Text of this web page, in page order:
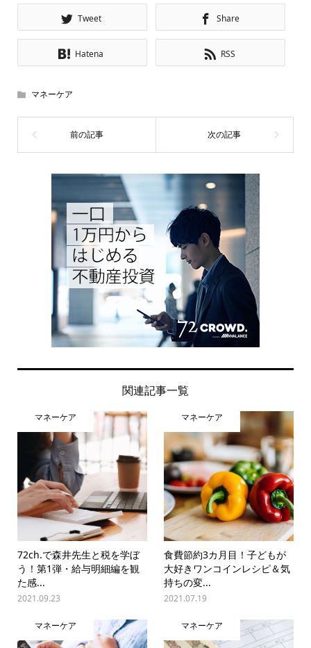
Tweet Share
Hatena RSS
マネーケア
関連記事一覧
マネーケア
72ch.で森井先生と税を学ぼ
う！第1弾・給与明細編を観
た感...
2021.09.23
マネーケア
食費節約3カ月目！子どもが
大好きワンコインレシピ＆気
持ちの変...
2021.07.19
マネーケア マネーケア